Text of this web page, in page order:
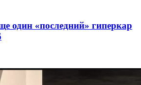
один «последний» гиперкар